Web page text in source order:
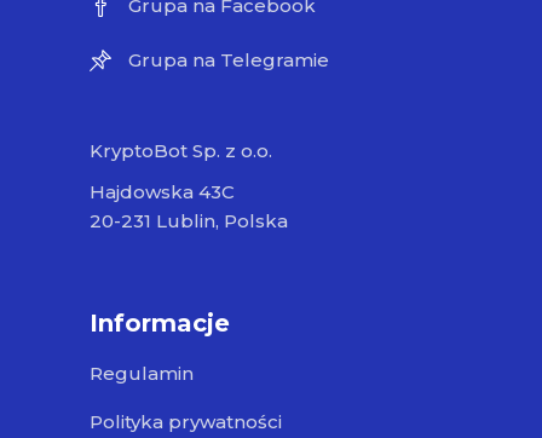
Grupa na Facebook
Grupa na Telegramie
KryptoBot Sp. z o.o.
Hajdowska 43C
20-231 Lublin, Polska
Informacje
Regulamin
Polityka prywatności